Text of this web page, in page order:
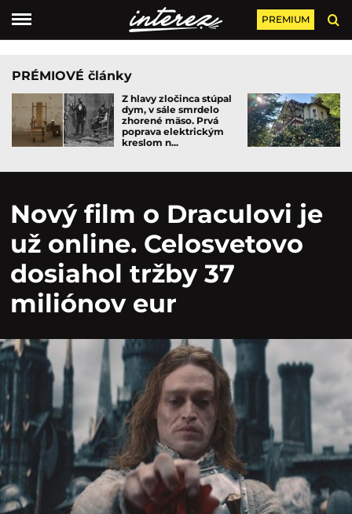
PREMIUM
PRÉMIOVÉ články
Z hlavy zločinca stúpal
dym, v sále smrdelo
zhorené mäso. Prvá
poprava elektrickým
kreslom n...
Nový film o Draculovi je
už online. Celosvetovo
dosiahol tržby 37
miliónov eur